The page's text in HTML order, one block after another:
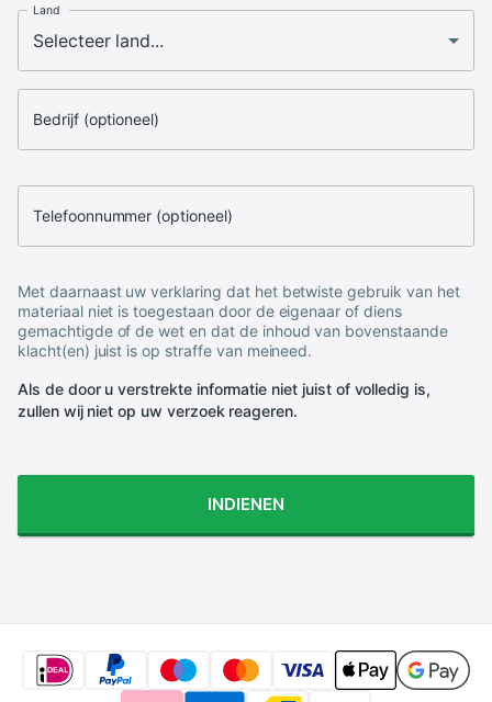
Land
Bedrijf (optioneel)
Telefoonnummer (optioneel)
Met daarnaast uw verklaring dat het betwiste gebruik van het
materiaal niet is toegestaan door de eigenaar of diens
gemachtigde of de wet en dat de inhoud van bovenstaande
klacht(en) juist is op straffe van meineed.
Als de door u verstrekte informatie niet juist of volledig is,
zullen wij niet op uw verzoek reageren.
INDIENEN